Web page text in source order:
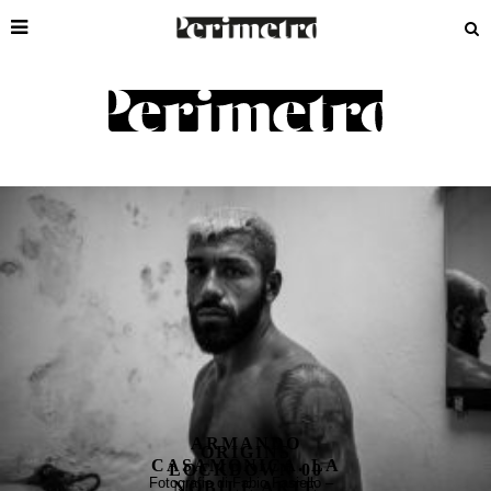
ARMANDO
CASAMONICA. LA
NOBILE ARTE
ORIGINS
Fotografie di Fabio Fasiello –
LOCKDOWN 00